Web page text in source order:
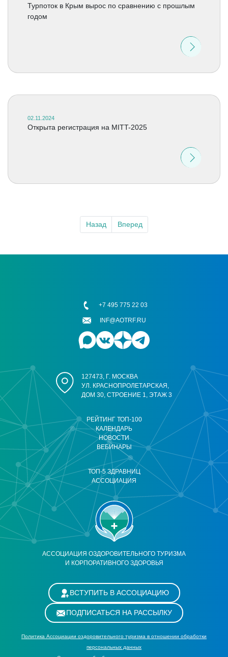
Турпоток в Крым вырос по сравнению с прошлым
годом
02.11.2024
Открыта регистрация на МITT-2025
Назад Вперед
АССОЦИАЦИЯ ОЗДОРОВИТЕЛЬНОГО ТУРИЗМА
И КОРПОРАТИВНОГО ЗДОРОВЬЯ
РЕЙТИНГ ТОП-100
КАЛЕНДАРЬ
НОВОСТИ
ВЕБИНАРЫ
ТОП-5 ЗДРАВНИЦ
АССОЦИАЦИЯ
127473, Г. МОСКВА
УЛ. КРАСНОПРОЛЕТАРСКАЯ,
ДОМ 30, СТРОЕНИЕ 1, ЭТАЖ 3
+7 495 775 22 03
INF@AOTRF.RU
ВСТУПИТЬ В АССОЦИАЦИЮ
ПОДПИСАТЬСЯ НА РАССЫЛКУ
Политика Ассоциации оздоровительного туризма в отношении обработки
персональных данных